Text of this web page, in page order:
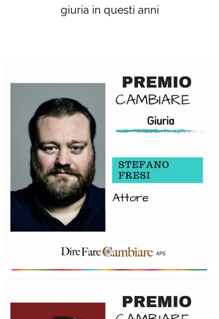
giuria in questi anni